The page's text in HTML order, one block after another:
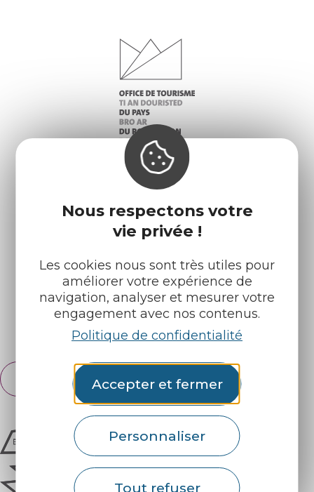
Nous respectons votre
vie privée !
Les cookies nous sont très utiles pour
améliorer votre expérience de
navigation, analyser et mesurer votre
engagement avec nos contenus.
Politique de confidentialité
Accepter et fermer
Personnaliser
Tout refuser
Infos pratiques
Nos accueils
Nos brochures
Retrouvez-nous sur :
Espace pro Partenaires
Français
English